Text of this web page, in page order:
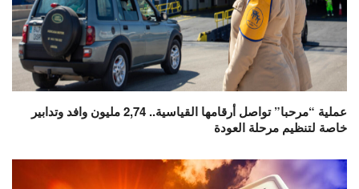
عملية “مرحبا” تواصل أرقامها القياسية.. 2,74 مليون وافد وتدابير
خاصة لتنظيم مرحلة العودة